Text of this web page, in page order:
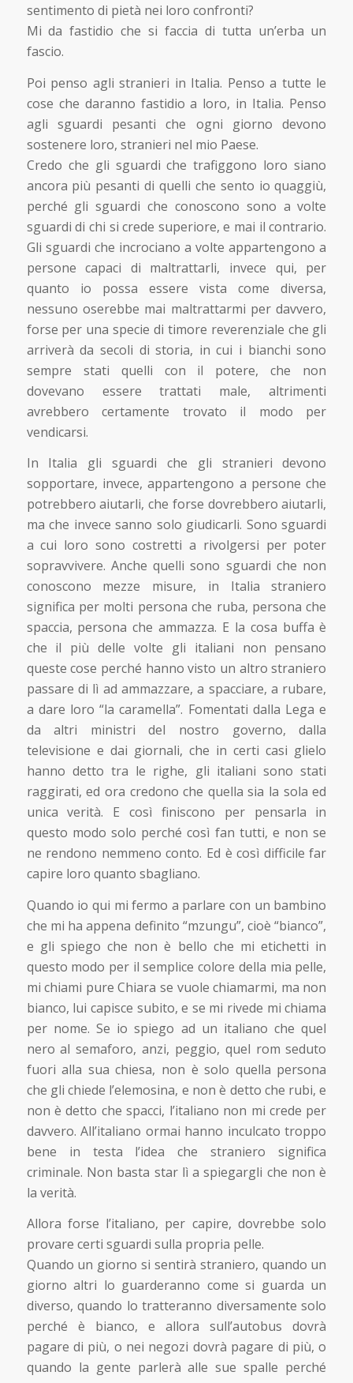
sentimento di pietà nei loro confronti?
Mi da fastidio che si faccia di tutta un’erba un
fascio.
Poi penso agli stranieri in Italia. Penso a tutte le
cose che daranno fastidio a loro, in Italia. Penso
agli sguardi pesanti che ogni giorno devono
sostenere loro, stranieri nel mio Paese.
Credo che gli sguardi che trafiggono loro siano
ancora più pesanti di quelli che sento io quaggiù,
perché gli sguardi che conoscono sono a volte
sguardi di chi si crede superiore, e mai il contrario.
Gli sguardi che incrociano a volte appartengono a
persone capaci di maltrattarli, invece qui, per
quanto io possa essere vista come diversa,
nessuno oserebbe mai maltrattarmi per davvero,
forse per una specie di timore reverenziale che gli
arriverà da secoli di storia, in cui i bianchi sono
sempre stati quelli con il potere, che non
dovevano essere trattati male, altrimenti
avrebbero certamente trovato il modo per
vendicarsi.
In Italia gli sguardi che gli stranieri devono
sopportare, invece, appartengono a persone che
potrebbero aiutarli, che forse dovrebbero aiutarli,
ma che invece sanno solo giudicarli. Sono sguardi
a cui loro sono costretti a rivolgersi per poter
sopravvivere. Anche quelli sono sguardi che non
conoscono mezze misure, in Italia straniero
significa per molti persona che ruba, persona che
spaccia, persona che ammazza. E la cosa buffa è
che il più delle volte gli italiani non pensano
queste cose perché hanno visto un altro straniero
passare di lì ad ammazzare, a spacciare, a rubare,
a dare loro “la caramella”. Fomentati dalla Lega e
da altri ministri del nostro governo, dalla
televisione e dai giornali, che in certi casi glielo
hanno detto tra le righe, gli italiani sono stati
raggirati, ed ora credono che quella sia la sola ed
unica verità. E così finiscono per pensarla in
questo modo solo perché così fan tutti, e non se
ne rendono nemmeno conto. Ed è così difficile far
capire loro quanto sbagliano.
Quando io qui mi fermo a parlare con un bambino
che mi ha appena definito “mzungu”, cioè “bianco”,
e gli spiego che non è bello che mi etichetti in
questo modo per il semplice colore della mia pelle,
mi chiami pure Chiara se vuole chiamarmi, ma non
bianco, lui capisce subito, e se mi rivede mi chiama
per nome. Se io spiego ad un italiano che quel
nero al semaforo, anzi, peggio, quel rom seduto
fuori alla sua chiesa, non è solo quella persona
che gli chiede l’elemosina, e non è detto che rubi, e
non è detto che spacci, l’italiano non mi crede per
davvero. All’italiano ormai hanno inculcato troppo
bene in testa l’idea che straniero significa
criminale. Non basta star lì a spiegargli che non è
la verità.
Allora forse l’italiano, per capire, dovrebbe solo
provare certi sguardi sulla propria pelle.
Quando un giorno si sentirà straniero, quando un
giorno altri lo guarderanno come si guarda un
diverso, quando lo tratteranno diversamente solo
perché è bianco, e allora sull’autobus dovrà
pagare di più, o nei negozi dovrà pagare di più, o
quando la gente parlerà alle sue spalle perché